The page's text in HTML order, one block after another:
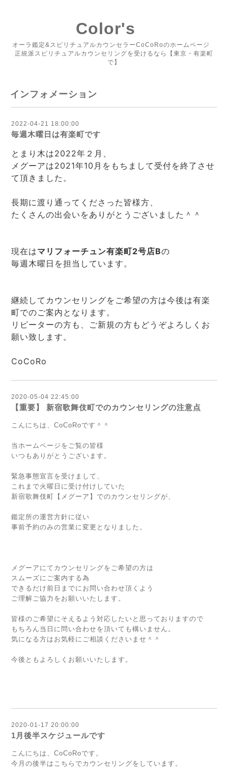
Color's
オーラ鑑定&スピリチュアルカウンセラーCoCoRoのホームページ
正統派スピリチュアルカウンセリングを受けるなら【東京・有楽町
で】
インフォメーション
2022-04-21 18:00:00
毎週木曜日は有楽町です
とまり木は2022年２月、
メグーアは2021年10月をもちまして受付を終了させ
て頂きました。
長期に渡り通ってくださった皆様方、
たくさんの出会いをありがとうございました＾＾
現在はマリフォーチュン有楽町2号店Bの
毎週木曜日を担当しています。
継続してカウンセリングをご希望の方は今後は有楽
町でのご案内となります。
リピーターの方も、ご新規の方もどうぞよろしくお
願い致します。
CoCoRo
2020-05-04 22:45:00
【重要】 新宿歌舞伎町でのカウンセリングの注意点
こんにちは、CoCoRoです＾＾
当ホームページをご覧の皆様
いつもありがとうございます。
緊急事態宣言を受けまして、
これまで火曜日に受け付けしていた
新宿歌舞伎町【メグーア】でのカウンセリングが、
鑑定所の運営方針に従い
事前予約のみの営業に変更となりました。
メグーアにてカウンセリングをご希望の方は
スムーズにご案内する為
できるだけ前日までにお問い合わせ頂くよう
ご理解ご協力をお願いいたします。
皆様のご希望にそえるよう対応したいと思っておりますので
もちろん当日に問い合わせを頂いても構いません。
気になる方はお気軽にご相談くださいませ＾＾
今後ともよろしくお願いいたします。
2020-01-17 20:00:00
1月後半スケジュールです
こんにちは、CoCoRoです。
今月の後半はこちらでカウンセリングをしています。